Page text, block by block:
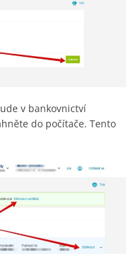
v bankovnictví
do počítače. Tento